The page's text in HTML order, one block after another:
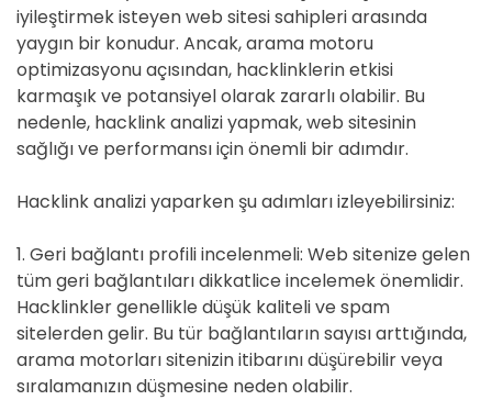
iyileştirmek isteyen web sitesi sahipleri arasında
yaygın bir konudur. Ancak, arama motoru
optimizasyonu açısından, hacklinklerin etkisi
karmaşık ve potansiyel olarak zararlı olabilir. Bu
nedenle, hacklink analizi yapmak, web sitesinin
sağlığı ve performansı için önemli bir adımdır.
Hacklink analizi yaparken şu adımları izleyebilirsiniz:
1. Geri bağlantı profili incelenmeli: Web sitenize gelen
tüm geri bağlantıları dikkatlice incelemek önemlidir.
Hacklinkler genellikle düşük kaliteli ve spam
sitelerden gelir. Bu tür bağlantıların sayısı arttığında,
arama motorları sitenizin itibarını düşürebilir veya
sıralamanızın düşmesine neden olabilir.